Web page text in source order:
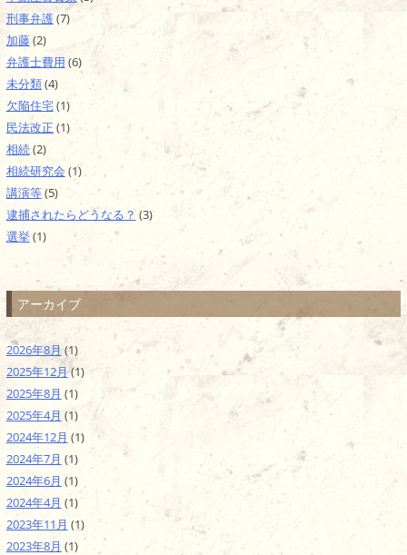
刑事弁護(7)
加藤(2)
弁護士費用 (6)
未分類(4)
欠陥住宅(1)
民法改正 (1)
相続(2)
相続研究会 (1)
講演等(5)
逮捕されたらどうなる？ (3)
選挙 (1)
アーカイブ
2026年8月 (1)
2025年12月(1)
2025年8月 (1)
2025年4月 (1)
2024年12月 (1)
2024年7月 (1)
2024年6月 (1)
2024年4月 (1)
2023年11月 (1)
2023年8月 (1)